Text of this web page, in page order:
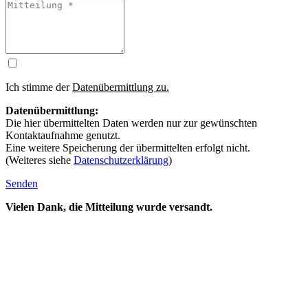
Ich stimme derDatenübermittlung zu.
Datenübermittlung:
Die hier übermittelten Daten werden nur zur gewünschten
Kontaktaufnahme genutzt.
Eine weitere Speicherung der übermittelten erfolgt nicht.
(Weiteres siehe Datenschutzerklärung)
Senden
Vielen Dank, die Mitteilung wurde versandt.